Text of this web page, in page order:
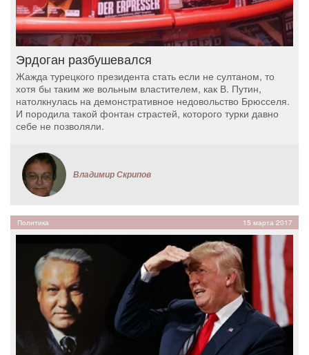
Эрдоган разбушевался
Жажда турецкого президента стать если не султаном, то
хотя бы таким же вольным властителем, как В. Путин,
натолкнулась на демонстративное недовольство Брюсселя.
И породила такой фонтан страстей, которого турки давно
себе не позволяли.
Владимир Скрипов
Политика 15 марта 2017